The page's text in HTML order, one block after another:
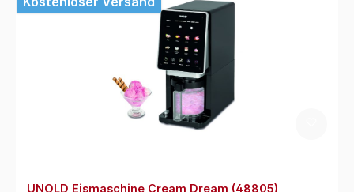
UNOLD Eismaschine Cream Dream (48805)